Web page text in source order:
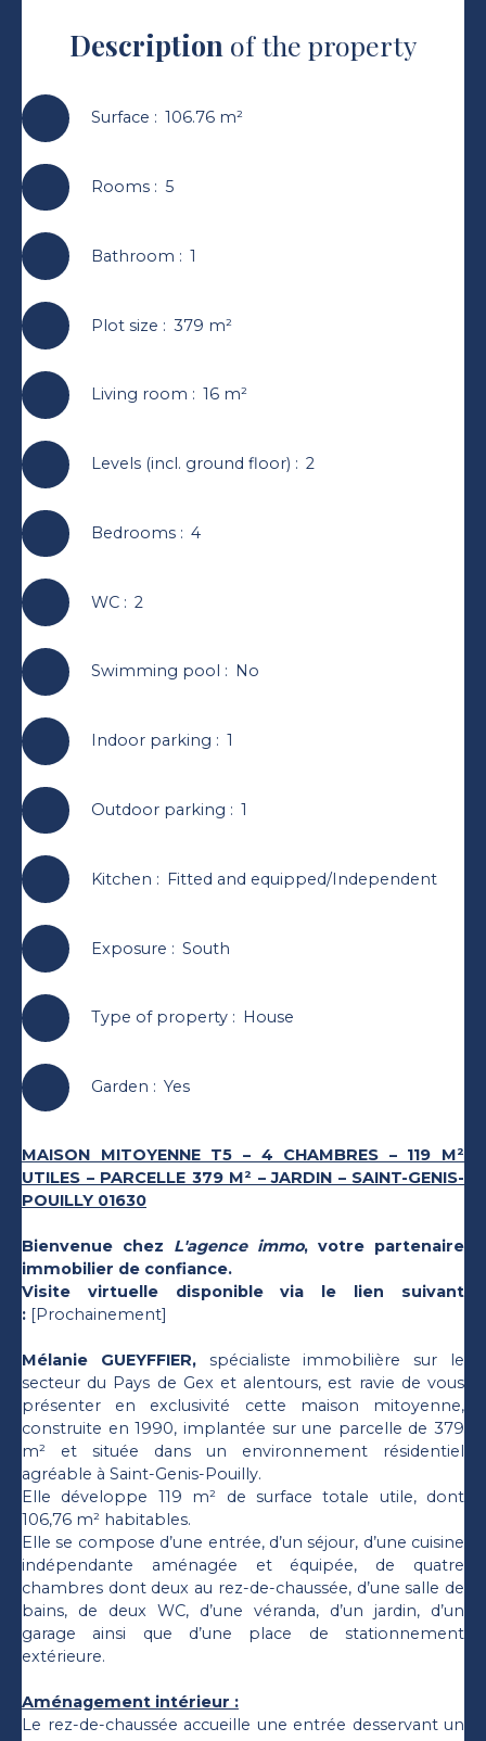
Description of the property
Surface : 106.76 m²
Rooms: 5
Bathroom : 1
Plot size : 379 m²
Living room : 16 m²
Levels (incl. ground floor) : 2
Bedrooms: 4
WC: 2
Swimming pool : No
Indoor parking : 1
Outdoor parking : 1
Kitchen : Fitted and equipped/Independent
Exposure : South
Type of property: House
Garden : Yes
MAISON MITOYENNE T5 – 4 CHAMBRES – 119 M²
UTILES – PARCELLE 379 M² – JARDIN – SAINT-GENIS-
POUILLY 01630
Bienvenue chez L'agence immo, votre partenaire
immobilier de confiance.
Visite virtuelle disponible via le lien suivant
: [Prochainement]
Mélanie GUEYFFIER,spécialiste immobilière sur le
secteur du Pays de Gex et alentours, est ravie de vous
présenter en exclusivité cette maison mitoyenne,
construite en 1990, implantée sur une parcelle de 379
m² et située dans un environnement résidentiel
agréable à Saint-Genis-Pouilly.
Elle développe 119 m² de surface totale utile, dont
106,76 m² habitables.
Elle se compose d’une entrée, d’un séjour, d’une cuisine
indépendante aménagée et équipée, de quatre
chambres dont deux au rez-de-chaussée, d’une salle de
bains, de deux WC, d’une véranda, d’un jardin, d’un
garage ainsi que d’une place de stationnement
extérieure.
Aménagement intérieur :
Le rez-de-chaussée accueille une entrée desservant un